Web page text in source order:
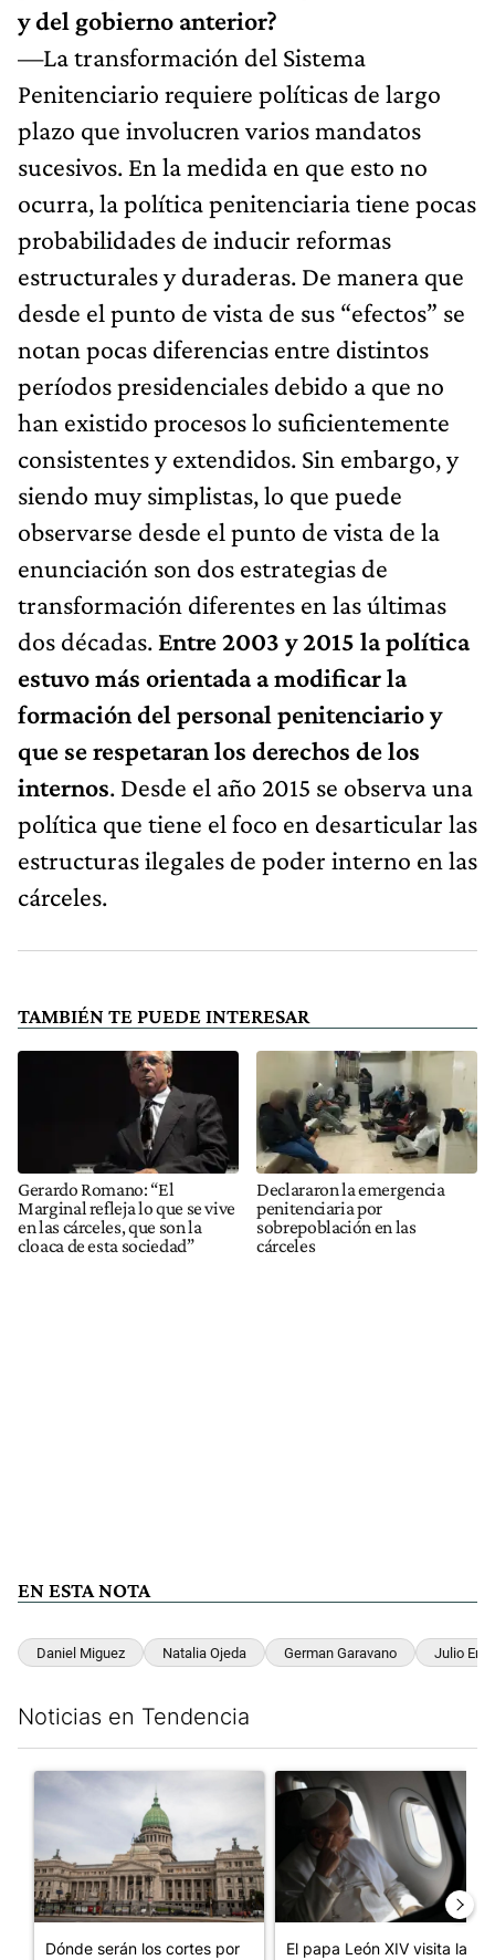
y del gobierno anterior?
—La transformación del Sistema
Penitenciario requiere políticas de largo
plazo que involucren varios mandatos
sucesivos. En la medida en que esto no
ocurra, la política penitenciaria tiene pocas
probabilidades de inducir reformas
estructurales y duraderas. De manera que
desde el punto de vista de sus “efectos” se
notan pocas diferencias entre distintos
períodos presidenciales debido a que no
han existido procesos lo suficientemente
consistentes y extendidos. Sin embargo, y
siendo muy simplistas, lo que puede
observarse desde el punto de vista de la
enunciación son dos estrategias de
transformación diferentes en las últimas
dos décadas. Entre 2003 y 2015 la política
estuvo más orientada a modificar la
formación del personal penitenciario y
que se respetaran los derechos de los
internos. Desde el año 2015 se observa una
política que tiene el foco en desarticular las
estructuras ilegales de poder interno en las
cárceles.
TAMBIÉN TE PUEDE INTERESAR
Gerardo Romano: “El
Marginal refleja lo que se vive
en las cárceles, que son la
cloaca de esta sociedad”
Declararon la emergencia
penitenciaria por
sobrepoblación en las
cárceles
EN ESTA NOTA
Daniel Miguez Natalia Ojeda German Garavano Julio
Noticias en Tendencia
Un artículo de tendencia con el título "Dónde serán los cortes
Dónde serán los cortes por
Un artículo de tendencia
El papa León XIV visita la